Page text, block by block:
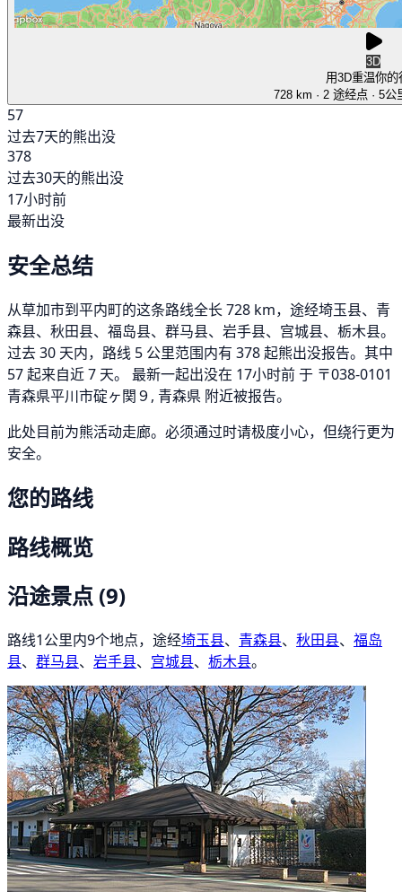
3D
用3D重温你的
728 km · 2 途经点· 5公
57
过去7天的熊出没
378
过去30天的熊出没
17小时前
最新出没
安全总结
从草加市到平内町的这条路线全长 728 km，途经埼玉县、青
森县、秋田县、福岛县、群马县、岩手县、宫城县、栃木县。
过去 30 天内，路线 5 公里范围内有 378 起熊出没报告。其中
57 起来自近 7 天。 最新一起出没在 17小时前 于 〒038-0101
青森県平川市碇ヶ関９, 青森県 附近被报告。
此处目前为熊活动走廊。必须通过时请极度小心，但绕行更为
安全。
您的路线
路线概览
沿途景点 (9)
路线1公里内9个地点，途经埼玉县、 青森县、 秋田县、 福岛
县、 群马县、 岩手县、 宫城县、 栃木县。